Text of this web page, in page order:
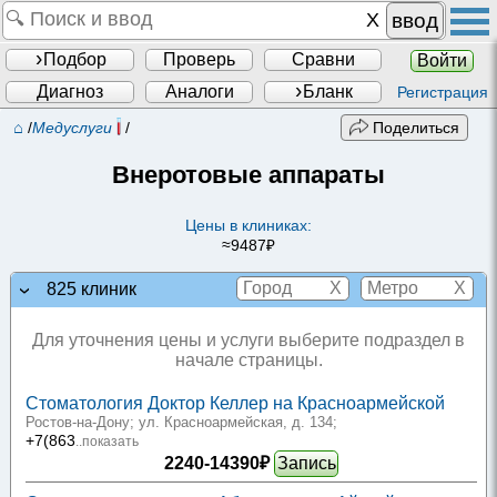
ввод
Подбор Проверь Сравни
Войти
Диагноз
Аналоги Бланк Регистрация
⌂ /Медуслуги / Поделиться
Внеротовые аппараты
Цены в клиниках:
≈9487₽
825 клиник X X
Для уточнения цены и услуги выберите подраздел в
начале страницы.
Стоматология Доктор Келлер на Красноармейской
Ростов-на-Дону; ул. Красноармейская, д. 134;
+7(863 ..показать
2240-14390₽ Запись